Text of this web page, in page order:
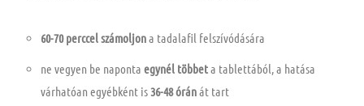
60-70 perccel számoljona tadalafil felszívódására
ne vegyen be naponta egynél többeta tablettából, a hatása
várhatóan egyébként is 36-48 óránát tart